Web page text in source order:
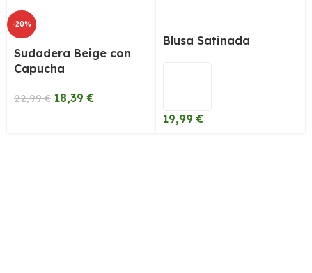
-20%
Sudadera Beige con
Capucha
22,99€ 18,39€
Blusa Satinada
19,99€